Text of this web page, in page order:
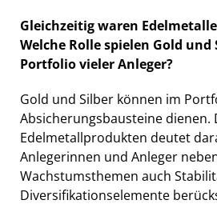
Gleichzeitig waren
Welche Rolle spielen Gold
Portfolio vieler Anleger?
Gold und Silber können im
Absicherungsbausteine dienen.
Edelmetallprodukten deutet
Anlegerinnen und Anleger
Wachstumsthemen auch
Diversifikationselemente